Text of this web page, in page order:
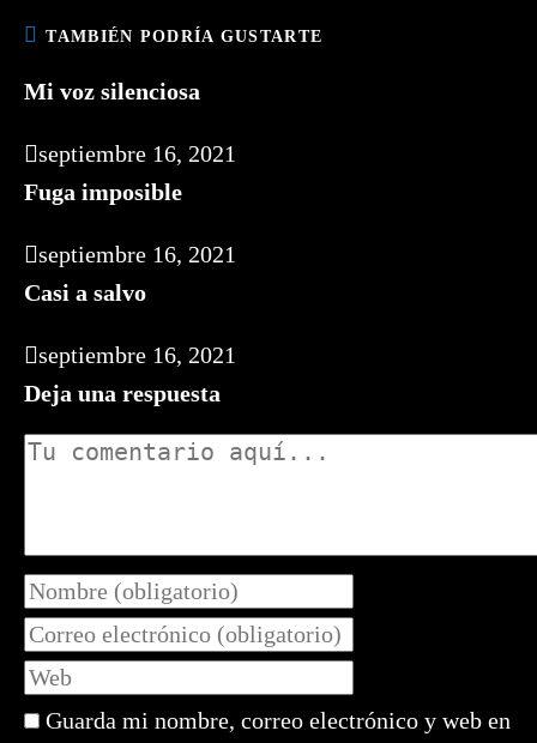
TAMBIÉN PODRÍA GUSTARTE
Mi voz silenciosa
septiembre 16, 2021
Fuga imposible
septiembre 16, 2021
Casi a salvo
septiembre 16, 2021
Deja una respuesta
Comentario
Introduce
tu
nombre
o
de
Introduce
tu
dirección
de
Introduce
la
URLGuarda mi nombre, correo electrónico y web en